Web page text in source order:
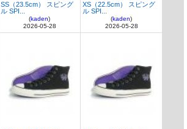
SS（23.5cm） スピング
ル SPI...
(kaden)
2026-05-28
XS（22.5cm） スピング
ル SPI...
(kaden)
2026-05-28